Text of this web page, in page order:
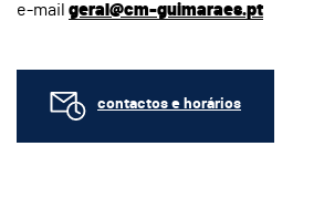
e-mail geral@cm-guimaraes.pt
contactos e horários